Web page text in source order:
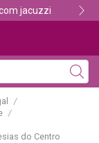
jacuzzi
/
/
do Centro